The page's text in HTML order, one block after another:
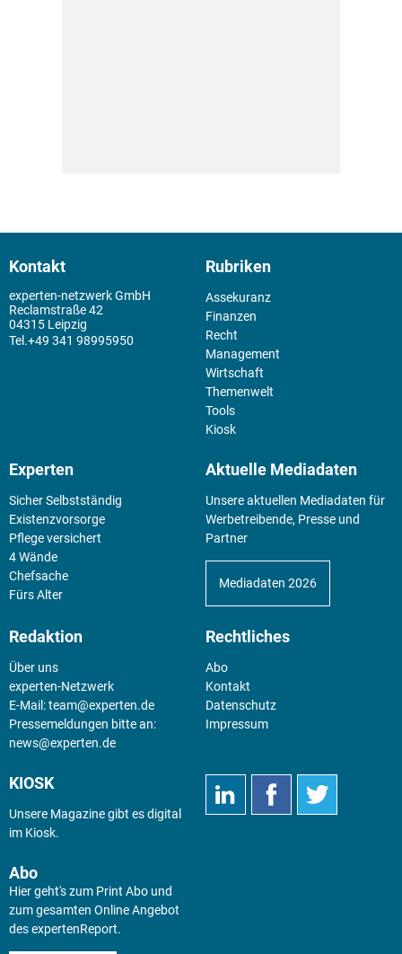
Kontakt
experten-netzwerk GmbH
Reclamstraße 42
04315 Leipzig
+49 341 98995950
Rubriken
Assekuranz
Finanzen
Recht
Management
Wirtschaft
Themenwelt
Tools
Kiosk
Experten
Sicher Selbstständig
Existenz­vorsorge
Pflege versichert
4 Wände
Chefsache
Fürs Alter
Aktuelle Mediadaten
Unsere aktuellen Mediadaten für
Werbetreibende, Presse und
Partner
Mediadaten 2026
Redaktion
Über uns
experten-Netzwerk
E-Mail:team@experten.de
Pressemeldungen bitte an:
news@experten.de
Rechtliches
Abo
Kontakt
Datenschutz
Impressum
KIOSK
Unsere Magazine gibt es digital
im Kiosk.
Abo
Hier geht's zum Print Abo und
zum gesamten Online Angebot
des expertenReport.